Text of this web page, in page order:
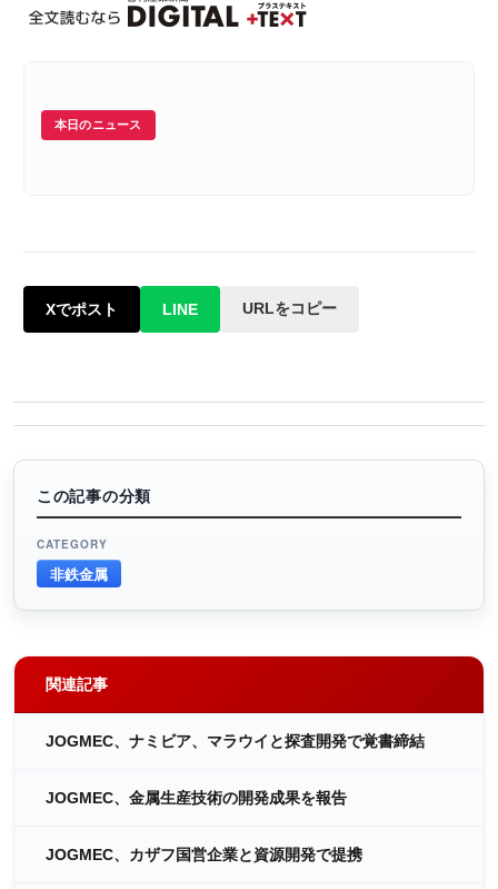
本日のニュース
Xでポスト LINE URLをコピー
この記事の分類
CATEGORY
非鉄金属
関連記事
JOGMEC、ナミビア、マラウイと探査開発で覚書締結
JOGMEC、金属生産技術の開発成果を報告
JOGMEC、カザフ国営企業と資源開発で提携